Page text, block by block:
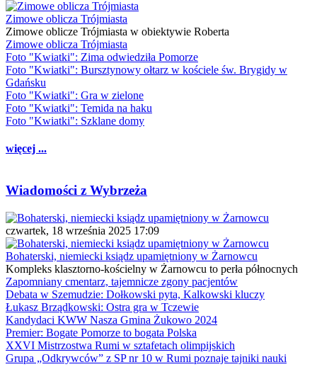
Zimowe oblicza Trójmiasta
Zimowe oblicze Trójmiasta w obiektywie Roberta
Zimowe oblicza Trójmiasta
Foto "Kwiatki": Zima odwiedziła Pomorze
Foto "Kwiatki": Bursztynowy ołtarz w kościele św. Brygidy w
Gdańsku
Foto "Kwiatki": Gra w zielone
Foto "Kwiatki": Temida na haku
Foto "Kwiatki": Szklane domy
więcej ...
Wiadomości z Wybrzeża
czwartek, 18 września 2025 17:09
Bohaterski, niemiecki ksiądz upamiętniony w Żarnowcu
Kompleks klasztorno-kościelny w Żarnowcu to perła północnych
Zapomniany cmentarz, tajemnicze zgony pacjentów
Debata w Szemudzie: Dołkowski pyta, Kalkowski kluczy
Łukasz Brządkowski: Ostra gra w Tczewie
Kandydaci KWW Nasza Gmina Żukowo 2024
Premier: Bogate Pomorze to bogata Polska
XXVI Mistrzostwa Rumi w sztafetach olimpijskich
Grupa „Odkrywców” z SP nr 10 w Rumi poznaje tajniki nauki